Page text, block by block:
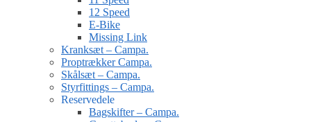
12 Speed
E-Bike
Missing Link
Kranksæt – Campa.
Proptrækker Campa.
Skålsæt – Campa.
Styrfittings – Campa.
Reservedele
Bagskifter – Campa.